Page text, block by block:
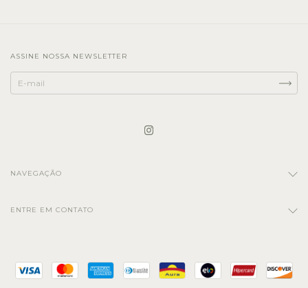
ASSINE NOSSA NEWSLETTER
NAVEGAÇÃO
ENTRE EM CONTATO